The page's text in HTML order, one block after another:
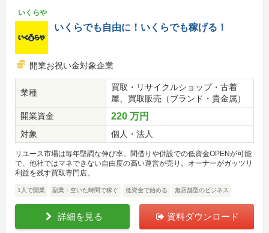
いくらや
いくらでも自由に！いくらでも稼げる！
開業お祝い金対象企業
業種
買取・リサイクルショップ・古着
屋、買取販売（ブランド・貴金属）
開業資金
220 万円
対象 個人・法人
リユース市場は毎年堅調な伸び率。間借りや併設での低資金OPENが可能
で、他社ではマネできない自由度の高い運営が売り。オーナーがガッツリ
利益を残す買取専門店。
1人で開業 副業・空いた時間で稼ぐ 低資金で始める 無店舗型のビジネス
詳細を見る 資料ダウンロード